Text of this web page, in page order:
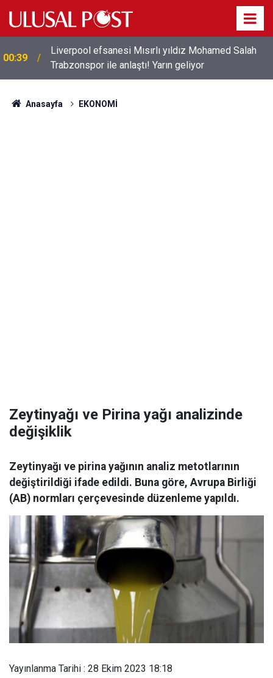
00:39
Liverpool efsanesi Mısırlı yıldız Mohamed Salah
Trabzonspor ile anlaştı! Yarın geliyor
Anasayfa EKONOMİ
Zeytinyağı ve Pirina yağı analizinde
değişiklik
Zeytinyağı ve pirina yağının analiz metotlarının
değiştirildiği ifade edildi. Buna göre, Avrupa Birliği
(AB) normları çerçevesinde düzenleme yapıldı.
Yayınlanma Tarihi : 28 Ekim 2023 18:18